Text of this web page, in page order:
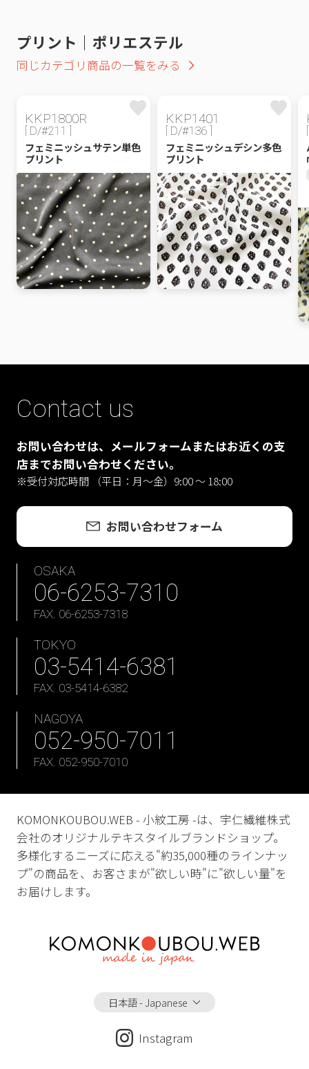
プリント｜ポリエステル
同じカテゴリ商品の一覧をみる
KKP1800R
[ D/#211 ]
フェミニッシュサテン単色
プリント
KKP1401
[ D/#136 ]
フェミニッシュデシン多色
プリント
Contact us
お問い合わせは、メールフォームまたはお近くの支
店までお問い合わせください。
※受付対応時間 （平日：月〜金）9:00 ～ 18:00
お問い合わせフォーム
OSAKA
06-6253-7310
FAX. 06-6253-7318
TOKYO
03-5414-6381
FAX. 03-5414-6382
NAGOYA
052-950-7011
FAX. 052-950-7010
日本語 - Japanese
Instagram
KOMONKOUBOU.WEB - 小紋工房 -は、宇仁繊維株式
会社のオリジナルテキスタイルブランドショップ。
多様化するニーズに応える"約35,000種のラインナッ
プ"の商品を、お客さまが"欲しい時"に"欲しい量"を
お届けします。